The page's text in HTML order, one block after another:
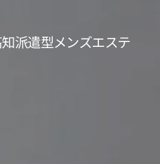
派遣型メンズエステ